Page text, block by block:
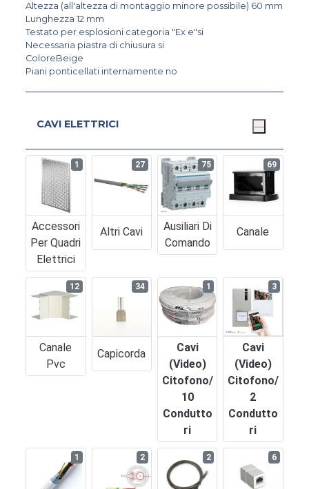
Altezza (all'altezza di montaggio minore possibile) 60 mm
Lunghezza 12 mm
Testato per esplosioni categoria "Ex e"si
Necessaria piastra di chiusura si
ColoreBeige
Piani ponticellati internamente no
CAVI ELETTRICI
Accessori
Per Quadri
Elettrici
1
Altri Cavi
27
Ausiliari Di
Comando
75
Canale
69
Canale
Pvc
12
Capicorda
34
Cavi
(video)
Citofono/
10
Condutto
Ri
1
Cavi
(video)
Citofono/
2
Condutto
Ri
3
1 2 2 6